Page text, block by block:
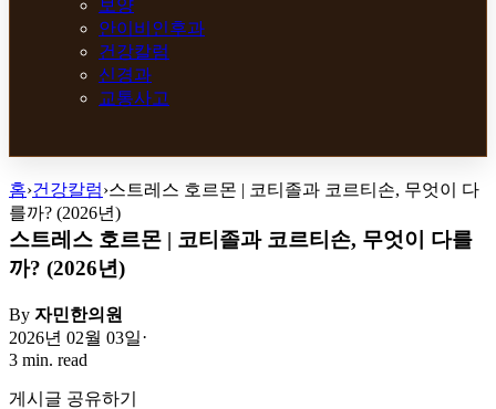
보양
안이비인후과
건강칼럼
신경과
교통사고
홈›건강칼럼›스트레스 호르몬 | 코티졸과 코르티손, 무엇이 다
를까? (2026년)
스트레스 호르몬 | 코티졸과 코르티손, 무엇이 다를
까? (2026년)
By 자민한의원
2026년 02월 03일
3 min. read
게시글 공유하기